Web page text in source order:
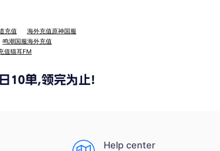
充值
海外充值原神国服
鸣潮国服海外充值
值猫耳FM
Help center